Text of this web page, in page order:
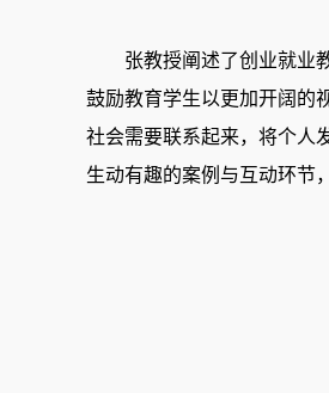
张教授阐述了创业就业教
鼓励教育学生以更加开阔的
社会需要联系起来，将个人
生动有趣的案例与互动环节